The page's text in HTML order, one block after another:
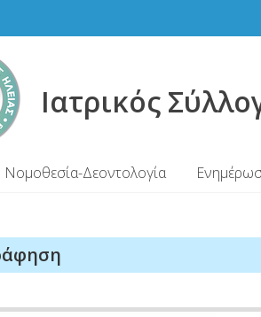
Ιατρικός
Νομοθεσία-Δεοντολογία